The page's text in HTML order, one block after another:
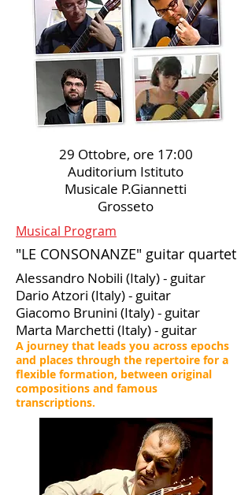
29 Ottobre, ore 17:00
Auditorium Istituto
Musicale P.Giannetti
Grosseto
Musical Program
"LE CONSONANZE" guitar quartet
Alessandro Nobili (Italy) - guitar
Dario Atzori (Italy) - guitar
Giacomo Brunini (Italy) - guitar
Marta Marchetti (Italy) - guitar
A journey that leads you across epochs
and places through the repertoire for a
flexible formation, between original
compositions and famous
transcriptions.